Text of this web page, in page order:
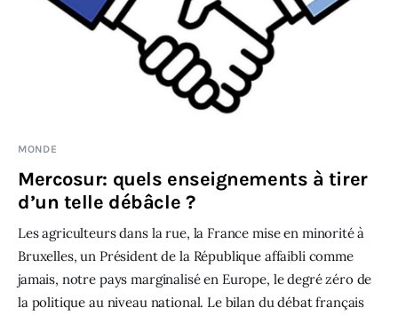
MONDE
Mercosur: quels enseignements à tirer
d’un telle débâcle ?
Les agriculteurs dans la rue, la France mise en minorité à
Bruxelles, un Président de la République affaibli comme
jamais, notre pays marginalisé en Europe, le degré zéro de
la politique au niveau national. Le bilan du débat français